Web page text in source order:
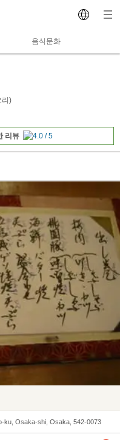
음식문화
리)
리뷰
ku, Osaka-shi, Osaka, 542-0073